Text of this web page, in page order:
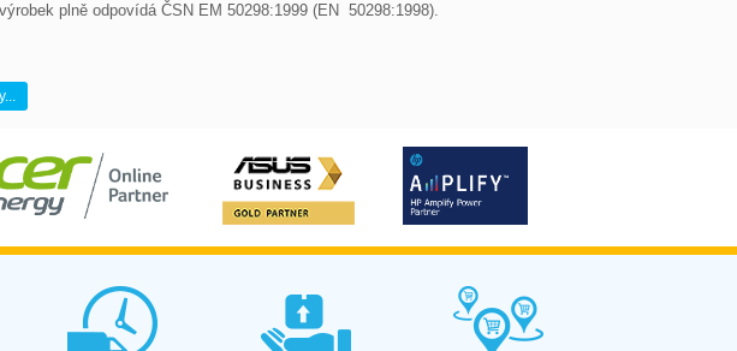
plně odpovídá ČSN EM 50298:1999 (EN  50298:1998).